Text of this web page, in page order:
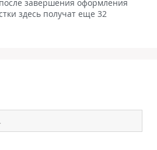
завершения оформления
здесь получат еще 32